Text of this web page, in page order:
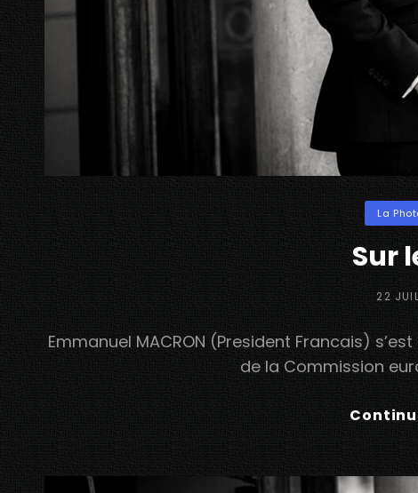
La
Sur
22
Emmanuel MACRON (President Francais)
de la Commission